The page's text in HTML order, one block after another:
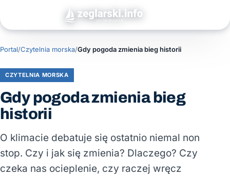
Portal/Czytelnia morska/Gdy pogoda zmienia bieg historii
CZYTELNIA MORSKA
Gdy pogoda zmienia bieg
historii
O klimacie debatuje się ostatnio niemal non
stop. Czy i jak się zmienia? Dlaczego? Czy
czeka nas ocieplenie, czy raczej wręcz